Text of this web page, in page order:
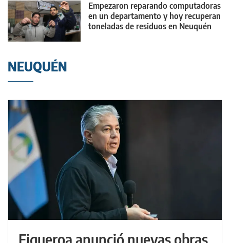
Empezaron reparando computadoras
en un departamento y hoy recuperan
toneladas de residuos en Neuquén
NEUQUÉN
Figueroa anunció nuevas obras